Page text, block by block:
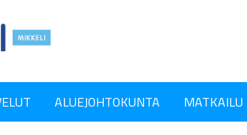
ALUEJOHTOKUNTA MATKAILU